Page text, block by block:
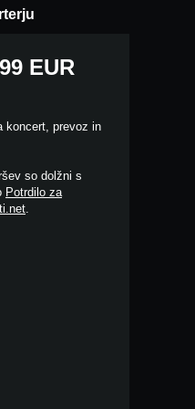
EUR
koncert, prevoz in
so dolžni s
Potrdilo za
.